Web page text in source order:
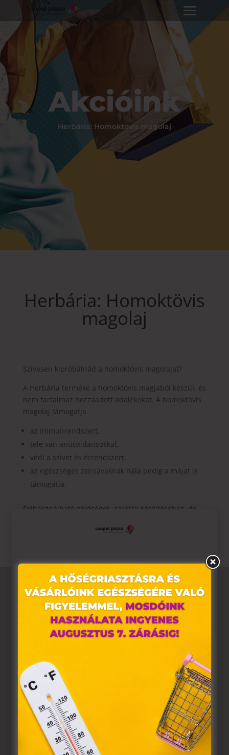
Akcióink
Herbária: Homoktövis magolaj
Herbária: Homoktövis
magolaj
Szívesen kipróbálnád a homoktövis magolajat?
A Herbária terméke a homoktövis magjából készül, és
nem tartalmaz hozzáadott adalékokat. A homoktövis
magolaj támogatja
az immunrendszert,
tele van antioxidánsokkal,
védi a szívet és érrendszert,
az egészséges zsírsavaknak hála pedig a májat is
támogatja.
Felhasználható zöldségek, saláták készítéséhez, de
Ez az oldal sütiket használ
Weboldalunkon „cookie"-kat (továbbiakban „süti")
alkalmazunk. Ezek olyan fájlok, melyek információt tárolnak
webes böngészőjében. Ehhez az Ön hozzájárulása
szükséges.
A „sütiket" az elektronikus hírközlésről szóló 2003. évi C.
törvény, az elektronikus kereskedelmi szolgáltatások, az
információs társadalommal összefüggő szolgáltatások
egyes kérdéseiről szóló 2001. évi CVIII. törvény, valamint az
Európai Unió előírásainak megfelelően használjuk. Azon
weblapoknak, melyek az Európai Unió országain belül
működnek, a „sütik" használatához, és ezeknek a
felhasználó számítógépén vagy egyéb eszközén történő
tárolásához a felhasználók hozzájárulását kell kérniük.